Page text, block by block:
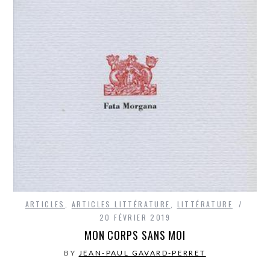
ARTICLES ARTICLES LITTÉRATURE
LITTÉRATURE
20 FÉVRIER 2019
MON CORPS SANS MOI
BY JEAN-PAUL GAVARD-PERRET